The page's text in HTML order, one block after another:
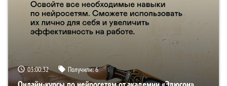
03:00:31 Получили:6